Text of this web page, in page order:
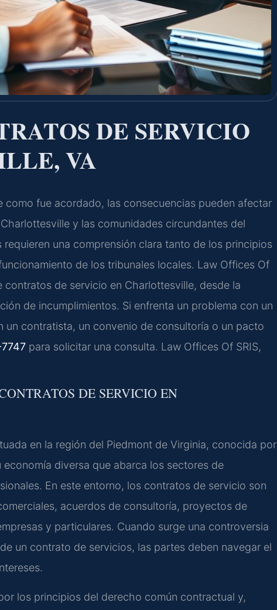
DE SERVICIO
VA
fue acordado, las consecuencias pueden afectar
y las comunidades circundantes del
una comprensión clara tanto de los principios
de los tribunales locales. Law Offices Of
contratos de servicio en Charlottesville, desde la
de incumplimientos. Si enfrenta un problema con un
contratista, un convenio de consultoría o un pacto
para solicitar una consulta. Law Offices Of SRIS,
DE SERVICIO EN
en la región del Piedmont de Virginia, conocida por
diversa que abarca los sectores de
En este entorno, los contratos de servicio son
acuerdos de consultoría, proyectos de
y particulares. Cuando surge una controversia
un contrato de servicios, las partes deben navegar el
los principios del derecho común contractual y,